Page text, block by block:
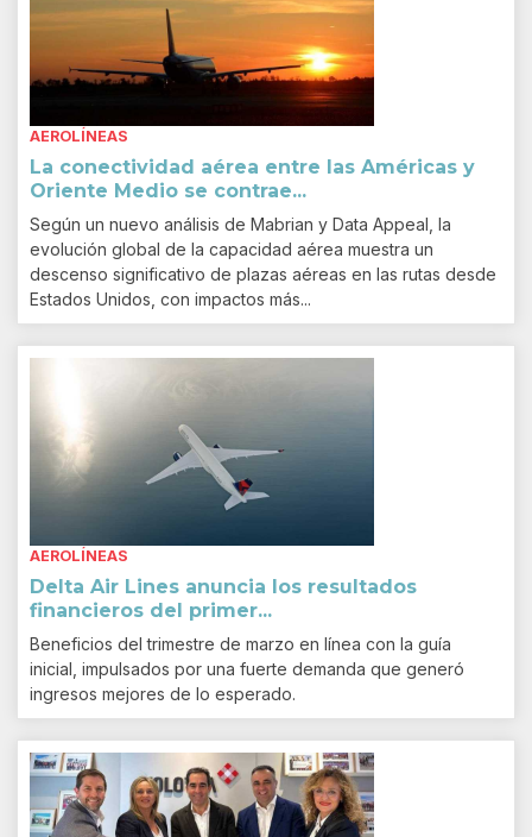
AEROLÍNEAS
La conectividad aérea entre las Américas y
Oriente Medio se contrae...
Según un nuevo análisis de Mabrian y Data Appeal, la
evolución global de la capacidad aérea muestra un
descenso significativo de plazas aéreas en las rutas desde
Estados Unidos, con impactos más...
AEROLÍNEAS
Delta Air Lines anuncia los resultados
financieros del primer...
Beneficios del trimestre de marzo en línea con la guía
inicial, impulsados por una fuerte demanda que generó
ingresos mejores de lo esperado.